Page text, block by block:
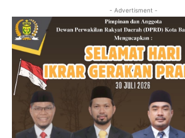
- Advertisment -